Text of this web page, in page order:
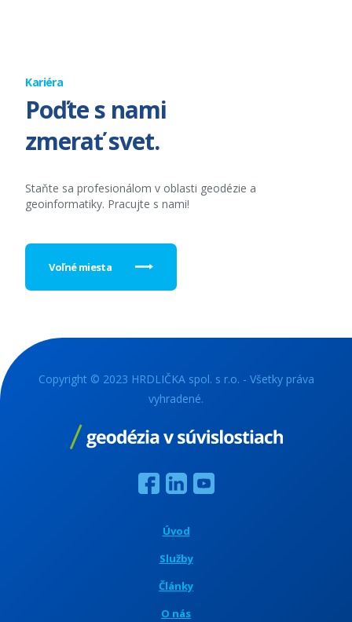
Kariéra
Poďte s nami
zmerať svet.
Staňte sa profesionálom v oblasti geodézie a
geoinformatiky. Pracujte s nami!
Voľné miesta
Copyright © 2023 HRDLIČKA spol. s r.o. - Všetky práva
vyhradené.
Úvod
Služby
Články
O nás